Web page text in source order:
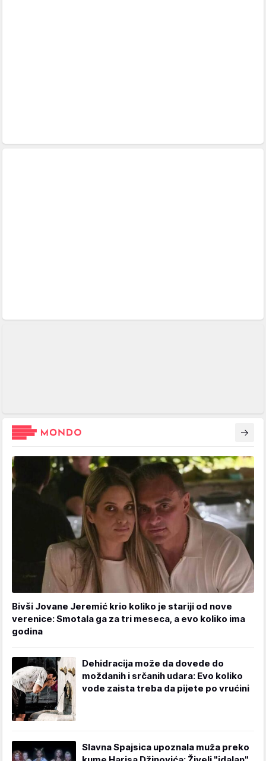
Bivši Jovane Jeremić krio koliko je stariji od nove
verenice: Smotala ga za tri meseca, a evo koliko ima
godina
Dehidracija može da dovede do
moždanih i srčanih udara: Evo koliko
vode zaista treba da pijete po vrućini
Slavna Spajsica upoznala muža preko